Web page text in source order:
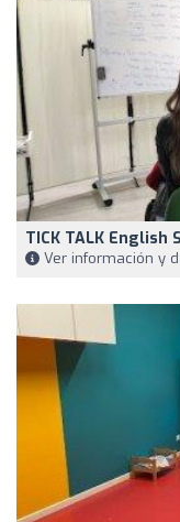
TICK TALK English
Ver información y